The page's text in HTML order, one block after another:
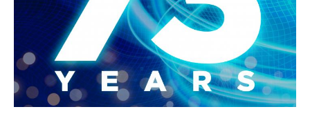
ПЕРЕЙТИ В РАЗДЕЛ